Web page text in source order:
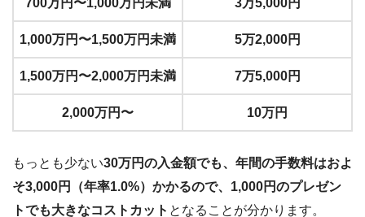
700万円〜1,000万円未満 3万5,000円
1,000万円〜1,500万円未満 5万2,000円
1,500万円〜2,000万円未満 7万5,000円
2,000万円〜 10万円
もっとも少ない30万円の入金額でも、年間の手数料はおよ
そ3,000円（年率1.0%）かかるので、1,000円のプレゼン
トでも大きなコストカット となることが分かります。